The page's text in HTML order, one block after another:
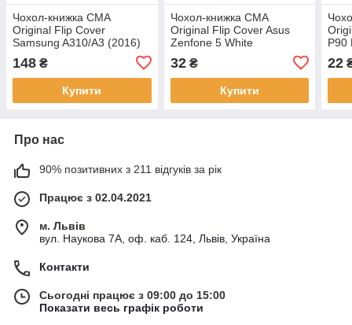
Чохол-книжка CМА
Original Flip Cover
Samsung A310/A3 (2016)
148 ₴
Купити
Чохол-книжка CМА
Original Flip Cover Asus
Zenfone 5 White
32₴
Купити
P90
22
Про нас
90% позитивних з 211 відгуків за рік
Працює з 02.04.2021
м. Львів
вул. Наукова 7А, оф. каб. 124, Львів, Україна
Контакти
Сьогодні працює з 09:00 до 15:00
Показати весь графік роботи